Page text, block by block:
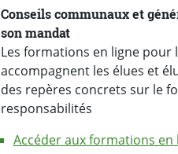
Conseils communaux et
son mandat
Les formations en ligne pour
accompagnent les élues et
des repères concrets sur le
responsabilités
Accéder aux formations en